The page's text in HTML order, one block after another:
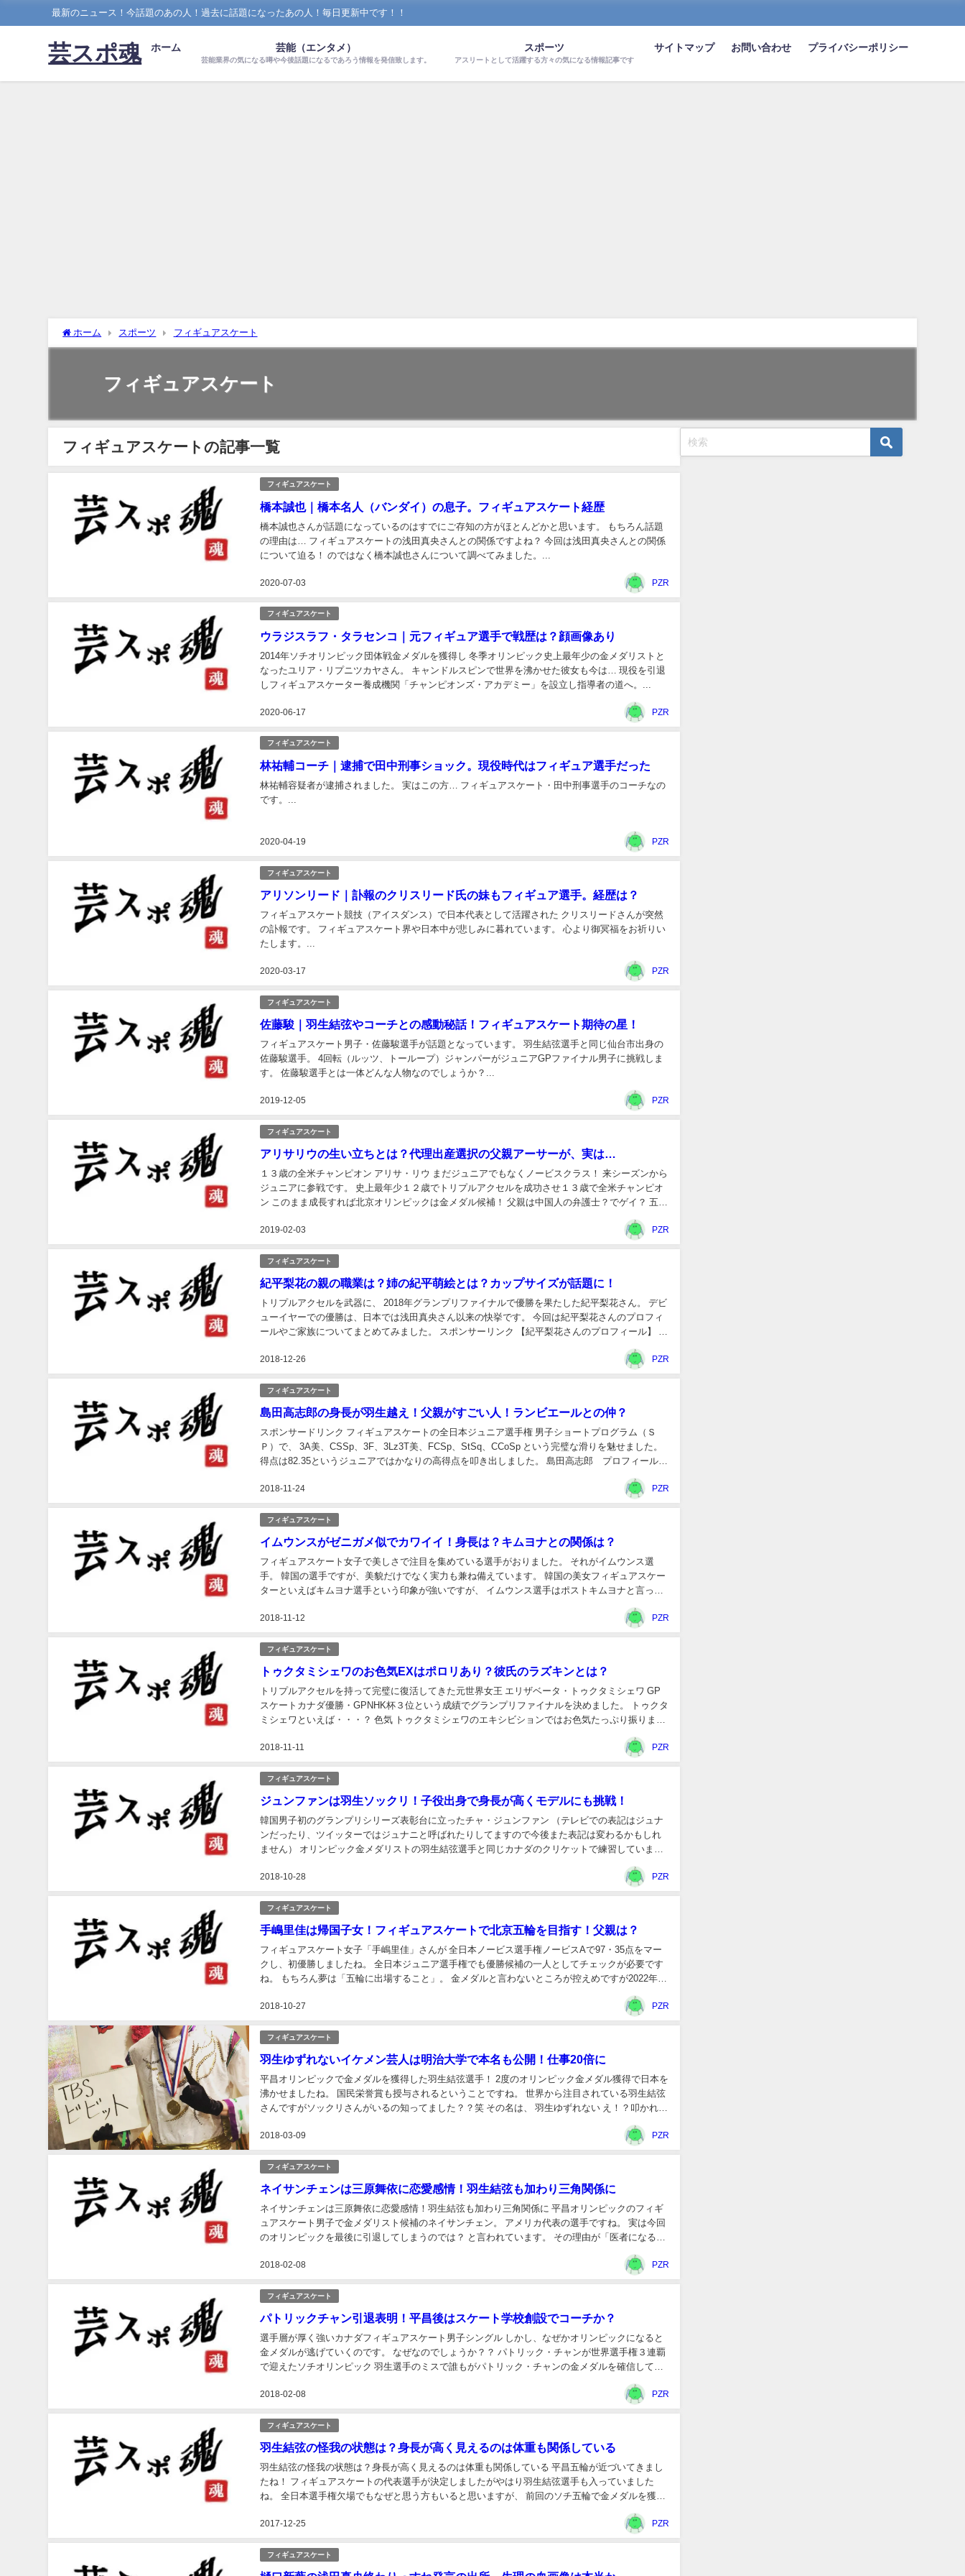
最新のニュース！今話題のあの人！過去に話題になったあの人！毎日更新中です！！
芸スポ魂 ホーム 芸能（エンタメ）
芸能業界の気になる噂や今後話題になるであろう情報を発信致します。
スポーツ
アスリートとして活躍する方々の気になる情報記事です
サイトマップ お問い合わせ プライバシーポリシー
ホーム スポーツ フィギュアスケート
フィギュアスケート
フィギュアスケートの記事一覧
フィギュアスケート
橋本誠也｜橋本名人（バンダイ）の息子。フィギュアスケート経歴
2020-07-03
橋本誠也さんが話題になっているのはすでにご存知の方がほとんどかと思います。 もちろん話題
の理由は… フィギュアスケートの浅田真央さんとの関係ですよね？ 今回は浅田真央さんとの関係
について迫る！ のではなく橋本誠也さんについて調べてみました。...
PZR
フィギュアスケート
ウラジスラフ・タラセンコ｜元フィギュア選手で戦歴は？顔画像あり
2020-06-17
2014年ソチオリンピック団体戦金メダルを獲得し 冬季オリンピック史上最年少の金メダリストと
なったユリア・リプニツカヤさん。 キャンドルスピンで世界を沸かせた彼女も今は… 現役を引退
しフィギュアスケーター養成機関「チャンピオンズ・アカデミー」を設立し指導者の道へ。...
PZR
フィギュアスケート
林祐輔コーチ｜逮捕で田中刑事ショック。現役時代はフィギュア選手だった
2020-04-19
林祐輔容疑者が逮捕されました。 実はこの方… フィギュアスケート・田中刑事選手のコーチなの
です。...
PZR
フィギュアスケート
アリソンリード｜訃報のクリスリード氏の妹もフィギュア選手。経歴は？
2020-03-17
フィギュアスケート競技（アイスダンス）で日本代表として活躍された クリスリードさんが突然
の訃報です。 フィギュアスケート界や日本中が悲しみに暮れています。 心より御冥福をお祈りい
たします。...
PZR
フィギュアスケート
佐藤駿｜羽生結弦やコーチとの感動秘話！フィギュアスケート期待の星！
2019-12-05
フィギュアスケート男子・佐藤駿選手が話題となっています。 羽生結弦選手と同じ仙台市出身の
佐藤駿選手。 4回転（ルッツ、トーループ）ジャンパーがジュニアGPファイナル男子に挑戦しま
す。 佐藤駿選手とは一体どんな人物なのでしょうか？...
PZR
フィギュアスケート
アリサリウの生い立ちとは？代理出産選択の父親アーサーが、実は…
2019-02-03
１３歳の全米チャンピオン アリサ・リウ まだジュニアでもなくノービスクラス！ 来シーズンから
ジュニアに参戦です。 史上最年少１２歳でトリプルアクセルを成功させ１３歳で全米チャンピオ
ン このまま成長すれば北京オリンピックは金メダル候補！ 父親は中国人の弁護士？でゲイ？ 五人
PZR
フィギュアスケート
紀平梨花の親の職業は？姉の紀平萌絵とは？カップサイズが話題に！
2018-12-26
トリプルアクセルを武器に、 2018年グランプリファイナルで優勝を果たした紀平梨花さん。 デビ
ューイヤーでの優勝は、日本では浅田真央さん以来の快挙です。 今回は紀平梨花さんのプロフィ
ールやご家族についてまとめてみました。 スポンサーリンク 【紀平梨花さんのプロフィール】 ス
PZR
フィギュアスケート
島田高志郎の身長が羽生越え！父親がすごい人！ランビエールとの仲？
2018-11-24
スポンサードリンク フィギュアスケートの全日本ジュニア選手権 男子ショートプログラム（Ｓ
Ｐ）で、 3A美、CSSp、3F、3Lz3T美、FCSp、StSq、CCoSp という完璧な滑りを魅せました。
得点は82.35というジュニアではかなりの高得点を叩き出しました。 島田高志郎 プロフィール
PZR
フィギュアスケート
イムウンスがゼニガメ似でカワイイ！身長は？キムヨナとの関係は？
2018-11-12
フィギュアスケート女子で美しさで注目を集めている選手がおりました。 それがイムウンス選
手。 韓国の選手ですが、美貌だけでなく実力も兼ね備えています。 韓国の美女フィギュアスケー
ターといえばキムヨナ選手という印象が強いですが、 イムウンス選手はポストキムヨナと言って
PZR
フィギュアスケート
トゥクタミシェワのお色気EXはポロリあり？彼氏のラズキンとは？
2018-11-11
トリプルアクセルを持って完璧に復活してきた元世界女王 エリザベータ・トゥクタミシェワ GP
スケートカナダ優勝・GPNHK杯３位という成績でグランプリファイナルを決めました。 トゥクタ
ミシェワといえば・・・？ 色気 トゥクタミシェワのエキシビションではお色気たっぷり振りまい
PZR
フィギュアスケート
ジュンファンは羽生ソックリ！子役出身で身長が高くモデルにも挑戦！
2018-10-28
韓国男子初のグランプリシリーズ表彰台に立ったチャ・ジュンファン （テレビでの表記はジュナ
ンだったり、ツイッターではジュナニと呼ばれたりしてますので今後また表記は変わるかもしれ
ません） オリンピック金メダリストの羽生結弦選手と同じカナダのクリケットで練習していま
PZR
フィギュアスケート
手嶋里佳は帰国子女！フィギュアスケートで北京五輪を目指す！父親は？
2018-10-27
フィギュアスケート女子「手嶋里佳」さんが 全日本ノービス選手権ノービスAで97・35点をマー
クし、初優勝しましたね。 全日本ジュニア選手権でも優勝候補の一人としてチェックが必要です
ね。 もちろん夢は「五輪に出場すること」。 金メダルと言わないところが控えめですが2022年の
PZR
フィギュアスケート
羽生ゆずれないイケメン芸人は明治大学で本名も公開！仕事20倍に
2018-03-09
平昌オリンピックで金メダルを獲得した羽生結弦選手！ 2度のオリンピック金メダル獲得で日本を
沸かせましたね。 国民栄誉賞も授与されるということですね。 世界から注目されている羽生結弦
さんですがソックリさんがいるの知ってました？？笑 その名は、 羽生ゆずれない え！？叩かれそ
PZR
フィギュアスケート
ネイサンチェンは三原舞依に恋愛感情！羽生結弦も加わり三角関係に
2018-02-08
ネイサンチェンは三原舞依に恋愛感情！羽生結弦も加わり三角関係に 平昌オリンピックのフィギ
ュアスケート男子で金メダリスト候補のネイサンチェン。 アメリカ代表の選手ですね。 実は今回
のオリンピックを最後に引退してしまうのでは？ と言われています。 その理由が「医者になる」
PZR
フィギュアスケート
パトリックチャン引退表明！平昌後はスケート学校創設でコーチか？
2018-02-08
選手層が厚く強いカナダフィギュアスケート男子シングル しかし、なぜかオリンピックになると
金メダルが逃げていくのです。 なぜなのでしょうか？？ パトリック・チャンが世界選手権３連覇
で迎えたソチオリンピック 羽生選手のミスで誰もがパトリック・チャンの金メダルを確信してい
PZR
フィギュアスケート
羽生結弦の怪我の状態は？身長が高く見えるのは体重も関係している
2017-12-25
羽生結弦の怪我の状態は？身長が高く見えるのは体重も関係している 平昌五輪が近づいてきまし
たね！ フィギュアスケートの代表選手が決定しましたがやはり羽生結弦選手も入っていました
ね。 全日本選手権欠場でもなぜと思う方もいると思いますが、 前回のソチ五輪で金メダルを獲得
PZR
フィギュアスケート